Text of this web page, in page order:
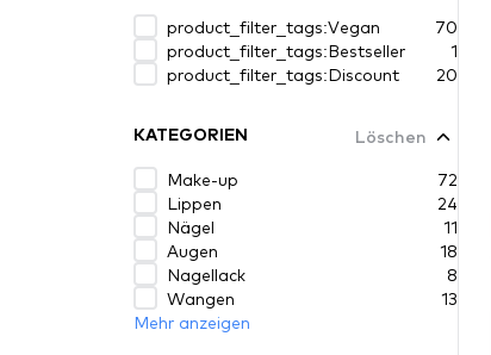
product_filter_tags:Vegan
70
product_filter_tags:Bestseller
1
product_filter_tags:Discount
20
KATEGORIEN
Löschen
Make-up
72
Lippen
24
Nägel
11
Augen
18
Nagellack
8
Wangen
13
Mehr anzeigen